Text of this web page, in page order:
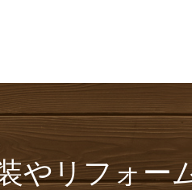
やリフォー